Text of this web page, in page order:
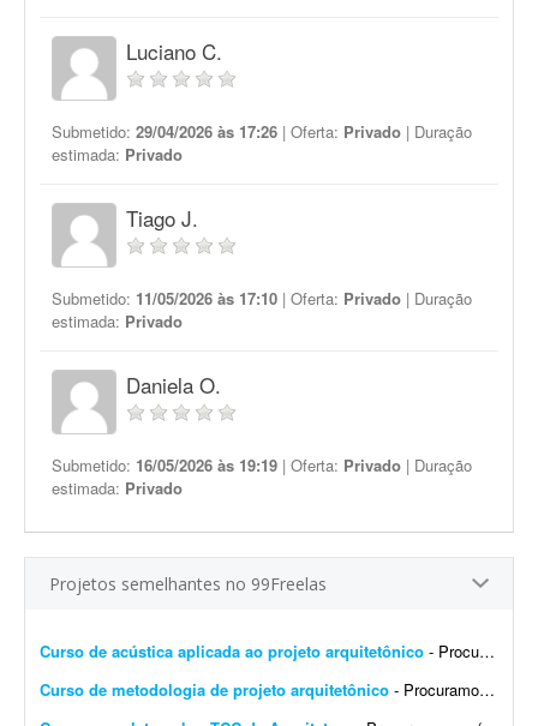
Luciano C.
Submetido: 29/04/2026 às 17:26 | Oferta: Privado | Duração
estimada: Privado
Tiago J.
Submetido: 11/05/2026 às 17:10 | Oferta: Privado | Duração
estimada: Privado
Daniela O.
Submetido: 16/05/2026 às 19:19 | Oferta: Privado | Duração
estimada: Privado
Projetos semelhantes no 99Freelas
Curso de acústica aplicada ao projeto arquitetônico - Procuramos um arquiteto, engenheiro ou consultor com experiência em acústica para gravar um curso sobre acústica aplicada ao projeto arquitetônico. O curso será vo...
Curso de metodologia de projeto arquitetônico - Procuramos um(a) arquiteto(a) para gravar um curso sobre metodologia de projeto arquitetônico. O curso será voltado para estudantes e profissionais que têm dificuldade em inicia...